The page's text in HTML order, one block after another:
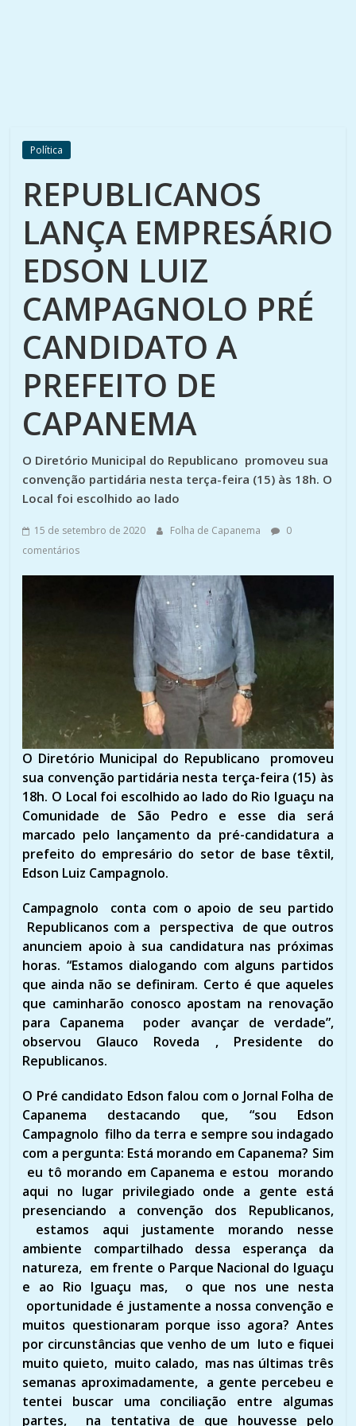
Política
REPUBLICANOS
LANÇA EMPRESÁRIO
EDSON LUIZ
CAMPAGNOLO PRÉ
CANDIDATO A
PREFEITO DE
CAPANEMA
O Diretório Municipal do Republicano promoveu sua
convenção partidária nesta terça-feira (15) às 18h. O
Local foi escolhido ao lado
15 de setembro de 2020 Folha de Capanema
0
comentários
O Diretório Municipal do Republicano promoveu
sua convenção partidária nesta terça-feira (15) às
18h. O Local foi escolhido ao lado do Rio Iguaçu na
Comunidade de São Pedro e esse dia será
marcado pelo lançamento da pré-candidatura a
prefeito do empresário do setor de base têxtil,
Edson Luiz Campagnolo.
Campagnolo conta com o apoio de seu partido
Republicanos com a perspectiva de que outros
anunciem apoio à sua candidatura nas próximas
horas. “Estamos dialogando com alguns partidos
que ainda não se definiram. Certo é que aqueles
que caminharão conosco apostam na renovação
para Capanema poder avançar de verdade”,
observou Glauco Roveda , Presidente do
Republicanos.
O Pré candidato Edson falou com o Jornal Folha de
Capanema destacando que, “sou Edson
Campagnolo filho da terra e sempre sou indagado
com a pergunta: Está morando em Capanema? Sim
eu tô morando em Capanema e estou morando
aqui no lugar privilegiado onde a gente está
presenciando a convenção dos Republicanos,
estamos aqui justamente morando nesse
ambiente compartilhado dessa esperança da
natureza, em frente o Parque Nacional do Iguaçu
e ao Rio Iguaçu mas, o que nos une nesta
oportunidade é justamente a nossa convenção e
muitos questionaram porque isso agora? Antes
por circunstâncias que venho de um luto e fiquei
muito quieto, muito calado, mas nas últimas três
semanas aproximadamente, a gente percebeu e
tentei buscar uma conciliação entre algumas
partes, na tentativa de que houvesse pelo